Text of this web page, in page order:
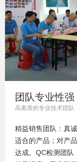
团队专业性强
高素质的专业技术团队
精益销售团队：真
适合的产品；对产
达成。QC检测团队